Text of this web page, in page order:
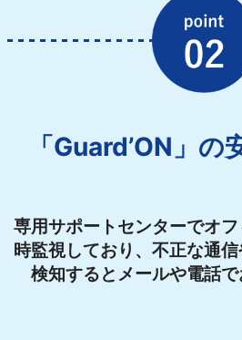
「Guard’ON」の
専用サポートセンターでオ
時監視しており、不正な通
検知するとメールや電話で